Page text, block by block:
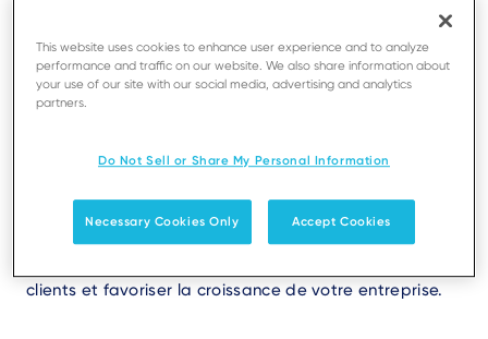
expérience client positive les incite davantage à
effectuer un nouvel achat. Ainsi, répondre aux
attentes des consommateurs, en particulier en ce qui
personnalisés, peut avoir un impact direct sur les
revenus et la compétitivité. Optimiser l’expérience de
paiement avec desservices à valeur
clients et favoriser la croissance de votre entreprise.
This website uses cookies to enhance user experience and to analyze
performance and traffic on our website. We also share information about
your use of our site with our social media, advertising and analytics
partners.
Do Not Sell or Share My Personal Information
Necessary Cookies Only Accept Cookies